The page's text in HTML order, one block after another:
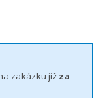
zakázku již za